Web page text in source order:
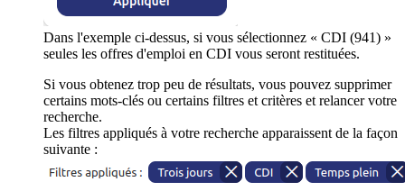
Dans l'exemple ci-dessus, si vous sélectionnez « CDI (941) »
seules les offres d'emploi en CDI vous seront restituées.
Si vous obtenez trop peu de résultats, vous pouvez supprimer
certains mots-clés ou certains filtres et critères et relancer votre
recherche.
Les filtres appliqués à votre recherche apparaissent de la façon
suivante :